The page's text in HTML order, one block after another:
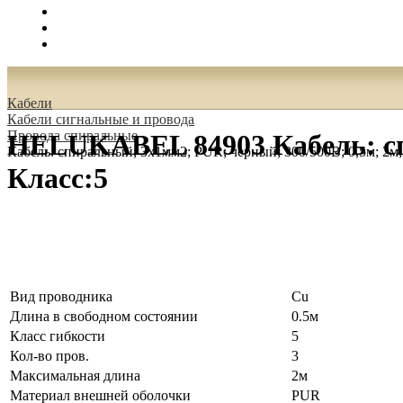
Кабели
Кабели сигнальные и провода
Провода спиральные
Кабель: спиральный; 3x1мм2; PUR; черный; 300/500В; 0,5м;
HELUKABEL 84903 Кабель:
Класс:5
Вид проводника
Cu
Длина в свободном состоянии
0.5м
Класс гибкости
5
Кол-во пров.
3
Максимальная длина
2м
Материал внешней оболочки
PUR